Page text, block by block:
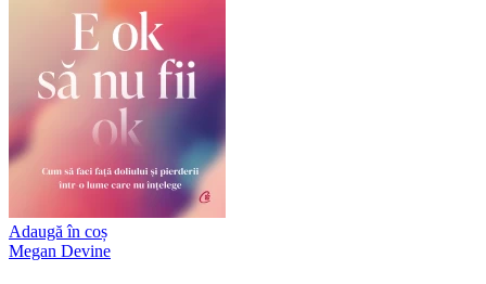
Adaugă în coș
Megan Devine